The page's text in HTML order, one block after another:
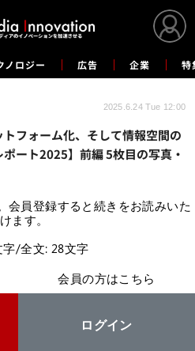
ノロジー 広告 企業 特
フォーム化、そして情報空間の
ート2025】前編 5枚目の写真・
2025.6.24 Tue 12:00
会員登録すると続きをお読みいた
ます。
字/全文: 28文字
会員の方はこちら
ログイン